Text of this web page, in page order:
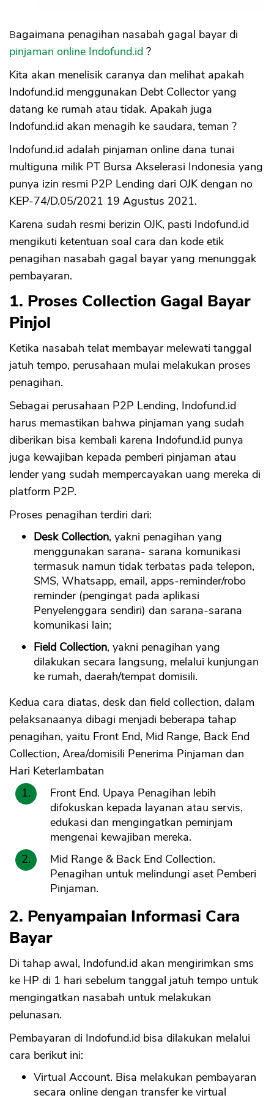
Bagaimana penagihan nasabah gagal bayar di
pinjaman online Indofund.id ?
Kita akan menelisik caranya dan melihat apakah
Indofund.id menggunakan Debt Collector yang
datang ke rumah atau tidak. Apakah juga
Indofund.id akan menagih ke saudara, teman ?
Indofund.id adalah pinjaman online dana tunai
multiguna milik PT Bursa Akselerasi Indonesia yang
punya izin resmi P2P Lending dari OJK dengan no
KEP-74/D.05/2021 19 Agustus 2021.
Karena sudah resmi berizin OJK, pasti Indofund.id
mengikuti ketentuan soal cara dan kode etik
penagihan nasabah gagal bayar yang menunggak
pembayaran.
1. Proses Collection Gagal Bayar
Pinjol
Ketika nasabah telat membayar melewati tanggal
jatuh tempo, perusahaan mulai melakukan proses
penagihan.
Sebagai perusahaan P2P Lending, Indofund.id
harus memastikan bahwa pinjaman yang sudah
diberikan bisa kembali karena Indofund.id punya
juga kewajiban kepada pemberi pinjaman atau
lender yang sudah mempercayakan uang mereka di
platform P2P.
Proses penagihan terdiri dari:
Desk Collection, yakni penagihan yang
menggunakan sarana- sarana komunikasi
termasuk namun tidak terbatas pada telepon,
SMS, Whatsapp, email, apps-reminder/robo
reminder (pengingat pada aplikasi
Penyelenggara sendiri) dan sarana-sarana
komunikasi lain;
Field Collection, yakni penagihan yang
dilakukan secara langsung, melalui kunjungan
ke rumah, daerah/tempat domisili.
Kedua cara diatas, desk dan field collection, dalam
pelaksanaanya dibagi menjadi beberapa tahap
penagihan, yaitu Front End, Mid Range, Back End
Collection, Area/domisili Penerima Pinjaman dan
Hari Keterlambatan
Front End. Upaya Penagihan lebih
difokuskan kepada layanan atau servis,
edukasi dan mengingatkan peminjam
mengenai kewajiban mereka.
Mid Range & Back End Collection.
Penagihan untuk melindungi aset Pemberi
Pinjaman.
2. Penyampaian Informasi Cara
Bayar
Di tahap awal, Indofund.id akan mengirimkan sms
ke HP di 1 hari sebelum tanggal jatuh tempo untuk
mengingatkan nasabah untuk melakukan
pelunasan.
Pembayaran di Indofund.id bisa dilakukan melalui
cara berikut ini:
Virtual Account. Bisa melakukan pembayaran
secara online dengan transfer ke virtual